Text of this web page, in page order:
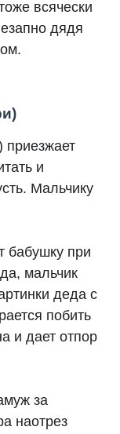
всячески
дядя
приезжает
и
Мальчику
бабушку при
мальчик
деда с
побить
и дает отпор
за
наотрез